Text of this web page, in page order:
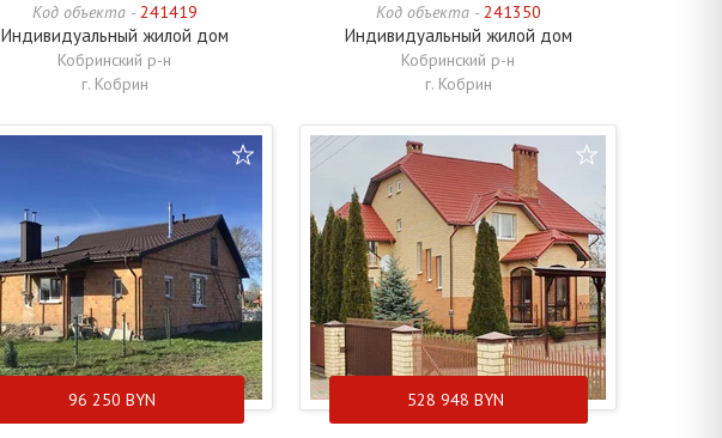
Код объекта - 241419
Индивидуальный жилой дом
Кобринский р-н
г. Кобрин
Код объекта - 241350
Индивидуальный жилой дом
Кобринский р-н
г. Кобрин
96 250 BYN 528 948 BYN